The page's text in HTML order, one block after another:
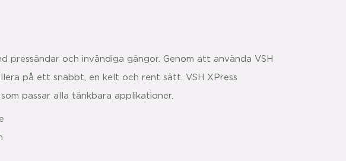
pressändar och invändiga gängor. Genom att använda VSH
på ett snabbt, en kelt och rent sätt. VSH XPress
passar alla tänkbara applikationer.